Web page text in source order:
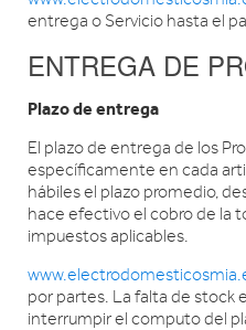
entrega o Servicio hasta el
ENTREGA DE
Plazo de entrega
El plazo de entrega de los
específicamente en cada
hábiles el plazo promedio,
hace efectivo el cobro de la
impuestos aplicables.
por partes. La falta de stock
interrumpir el computo del